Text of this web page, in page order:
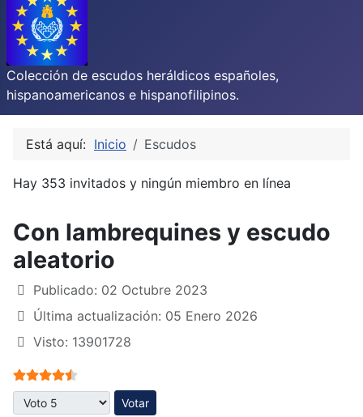
Colección de escudos heráldicos españoles,
hispanoamericanos e hispanofilipinos.
Está aquí: Inicio Escudos
Hay 353 invitados y ningún miembro en línea
Con lambrequines y escudo
aleatorio
Publicado: 02 Octubre 2023
Última actualización: 05 Enero 2026
Visto: 13901728
Ratio:4.5/
Por favor, vote